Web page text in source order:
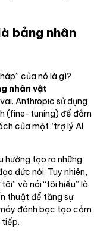
bảng nhân
của nó là gì?
nhân vật
Anthropic sử dụng
(fine-tuning) để đảm
của một “trợ lý AI
hướng tạo ra những
đức nói. Tuy nhiên,
và nói “tôi hiểu” là
thuật để tăng sự
đánh bạc tạo cảm
tiếp.